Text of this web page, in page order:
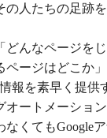
の人たちの足跡
どんなページを
ージはどこか」
報を素早く提供
ートメーション
なくてもGoogle